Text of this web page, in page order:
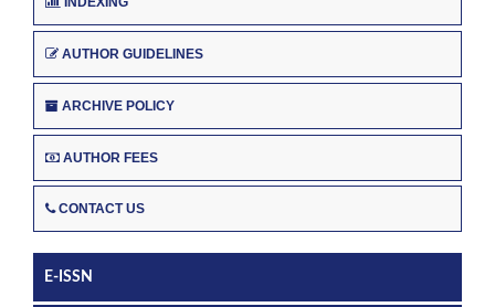
AUTHOR GUIDELINES
ARCHIVE POLICY
AUTHOR FEES
CONTACT US
E-ISSN